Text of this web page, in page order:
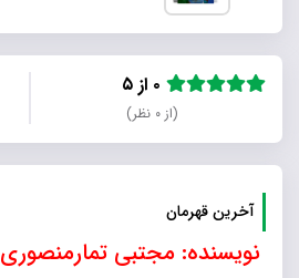
(از ۰ نظر)
آخرین قهرمان
نویسنده: مجتبی تمارمنصوری